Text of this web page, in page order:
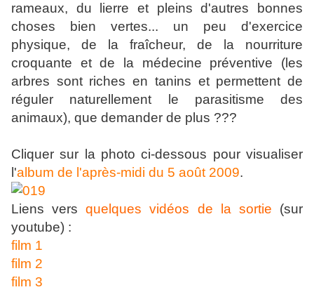
rameaux, du lierre et pleins d'autres bonnes
choses bien vertes... un peu d'exercice
physique, de la fraîcheur, de la nourriture
croquante et de la médecine préventive (les
arbres sont riches en tanins et permettent de
réguler naturellement le parasitisme des
animaux), que demander de plus ???
Cliquer sur la photo ci-dessous pour visualiser
l'album de l'après-midi du 5 août 2009.
Liens versquelques vidéos de la sortie (sur
youtube) :
film 1
film 2
film 3